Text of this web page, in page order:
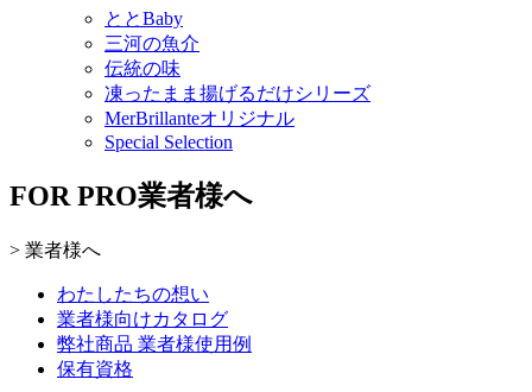
ととBaby
三河の魚介
伝統の味
凍ったまま揚げるだけシリーズ
MerBrillanteオリジナル
Special Selection
FOR PRO業者様へ
> 業者様へ
わたしたちの想い
業者様向けカタログ
弊社商品 業者様使用例
保有資格